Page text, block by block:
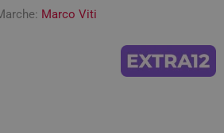
Marco Viti